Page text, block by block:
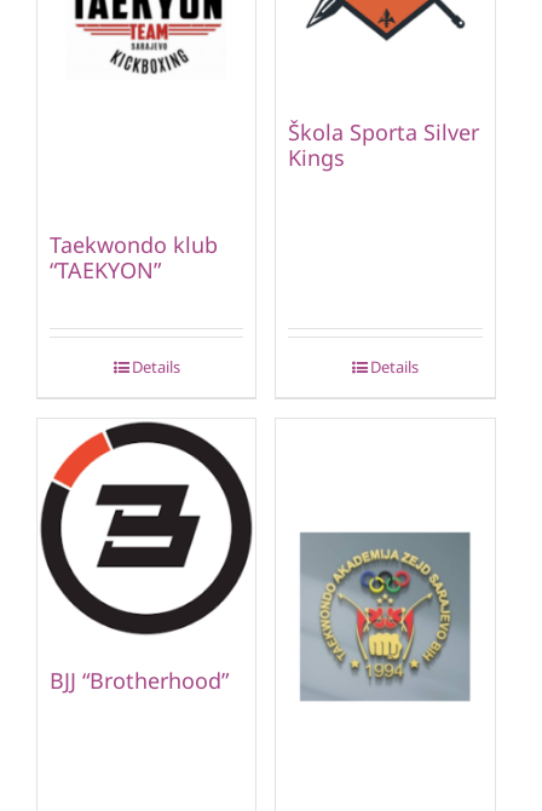
Taekwondo klub
“TAEKYON”
Details
Škola Sporta Silver
Kings
Details
BJJ “Brotherhood”